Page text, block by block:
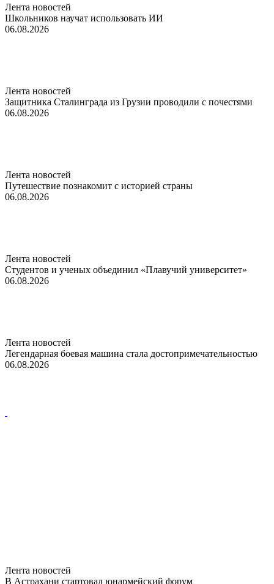
Лента новостей
Школьников научат использовать ИИ
06.08.2026
Лента новостей
Защитника Сталинграда из Грузии проводили с почестями
06.08.2026
Лента новостей
Путешествие познакомит с историей страны
06.08.2026
Лента новостей
Студентов и ученых объединил «Плавучий университет»
06.08.2026
Лента новостей
Легендарная боевая машина стала достопримечательностью
06.08.2026
Лента новостей
В Астрахани стартовал юнармейский форум